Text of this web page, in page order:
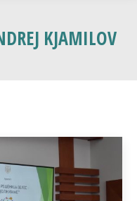
KJAMILOV